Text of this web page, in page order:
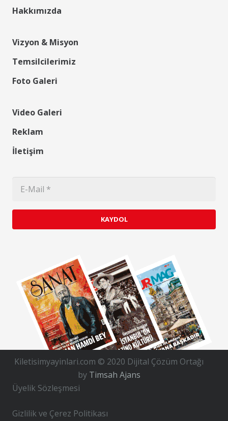
Hakkımızda
Vizyon & Misyon
Temsilcilerimiz
Foto Galeri
Video Galeri
Reklam
İletişim
KAYDOL
Kiletisimyayinlari.com © 2020 Dijital Çözüm Ortağı
by Timsah Ajans
Üyelik Sözleşmesi
Gizlilik ve Çerez Politikası